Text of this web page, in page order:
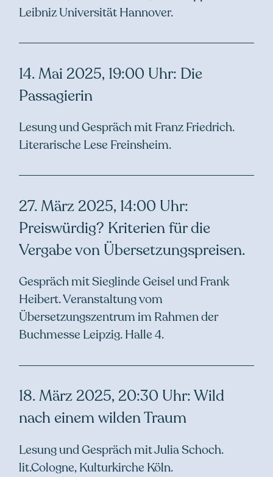
Leibniz Universität Hannover.
14. Mai 2025, 19:00 Uhr: Die
Passagierin
Lesung und Gespräch mit Franz Friedrich.
Literarische Lese Freinsheim.
27. März 2025, 14:00 Uhr:
Preiswürdig? Kriterien für die
Vergabe von Übersetzungspreisen.
Gespräch mit Sieglinde Geisel und Frank
Heibert. Veranstaltung vom
Übersetzungszentrum im Rahmen der
Buchmesse Leipzig. Halle 4.
18. März 2025, 20:30 Uhr: Wild
nach einem wilden Traum
Lesung und Gespräch mit Julia Schoch.
lit.Cologne, Kulturkirche Köln.